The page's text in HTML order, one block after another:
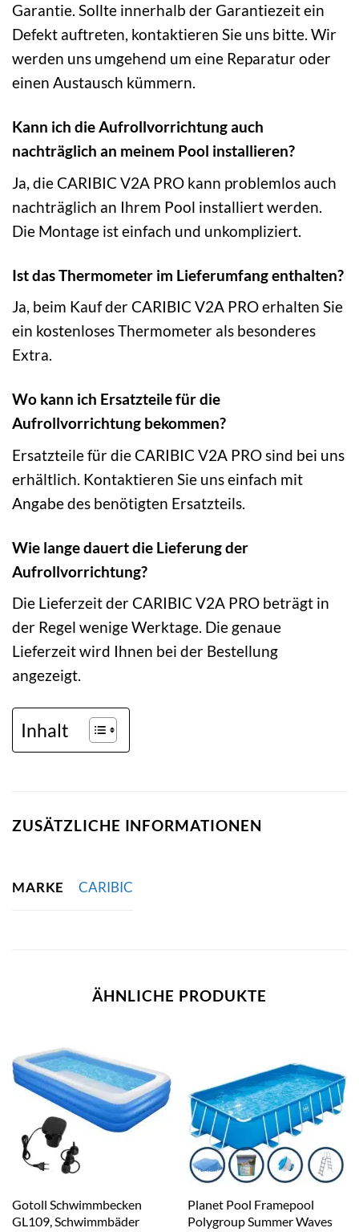
Garantie. Sollte innerhalb der Garantiezeit ein
Defekt auftreten, kontaktieren Sie uns bitte. Wir
werden uns umgehend um eine Reparatur oder
einen Austausch kümmern.
Kann ich die Aufrollvorrichtung auch
nachträglich an meinem Pool installieren?
Ja, die CARIBIC V2A PRO kann problemlos auch
nachträglich an Ihrem Pool installiert werden.
Die Montage ist einfach und unkompliziert.
Ist das Thermometer im Lieferumfang enthalten?
Ja, beim Kauf der CARIBIC V2A PRO erhalten Sie
ein kostenloses Thermometer als besonderes
Extra.
Wo kann ich Ersatzteile für die
Aufrollvorrichtung bekommen?
Ersatzteile für die CARIBIC V2A PRO sind bei uns
erhältlich. Kontaktieren Sie uns einfach mit
Angabe des benötigten Ersatzteils.
Wie lange dauert die Lieferung der
Aufrollvorrichtung?
Die Lieferzeit der CARIBIC V2A PRO beträgt in
der Regel wenige Werktage. Die genaue
Lieferzeit wird Ihnen bei der Bestellung
angezeigt.
Inhalt
ZUSÄTZLICHE INFORMATIONEN
MARKE CARIBIC
ÄHNLICHE PRODUKTE
Gotoll Schwimmbecken
GL109, Schwimmbäder
Planet Pool Framepool
Polygroup Summer Waves